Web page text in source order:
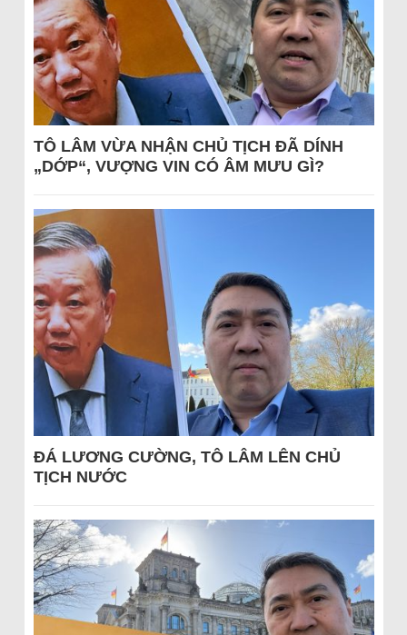
TÔ LÂM VỪA NHẬN CHỦ TỊCH ĐÃ DÍNH
„DỚP“, VƯỢNG VIN CÓ ÂM MƯU GÌ?
ĐÁ LƯƠNG CƯỜNG, TÔ LÂM LÊN CHỦ
TỊCH NƯỚC